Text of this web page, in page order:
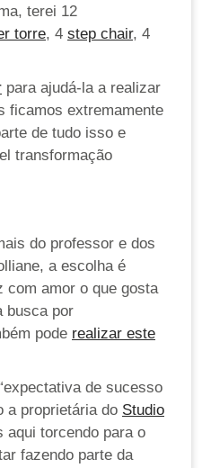
terei 12
torre, 4 step chair, 4
para ajudá-la a realizar
ficamos extremamente
de tudo isso e
transformação
do professor e dos
a escolha é
com amor o que gosta
busca por
pode realizar este
de sucesso
a proprietária do Studio
aqui torcendo para o
fazendo parte da